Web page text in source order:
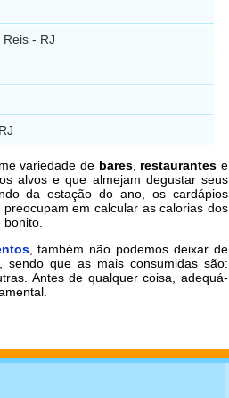
- RJ
variedade de bares, restaurantes e
alvos e que almejam degustar seus
da estação do ano, os cardápios
em calcular as calorias dos
, também não podemos deixar de
, sendo que as mais consumidas são:
Antes de qualquer coisa, adequá-